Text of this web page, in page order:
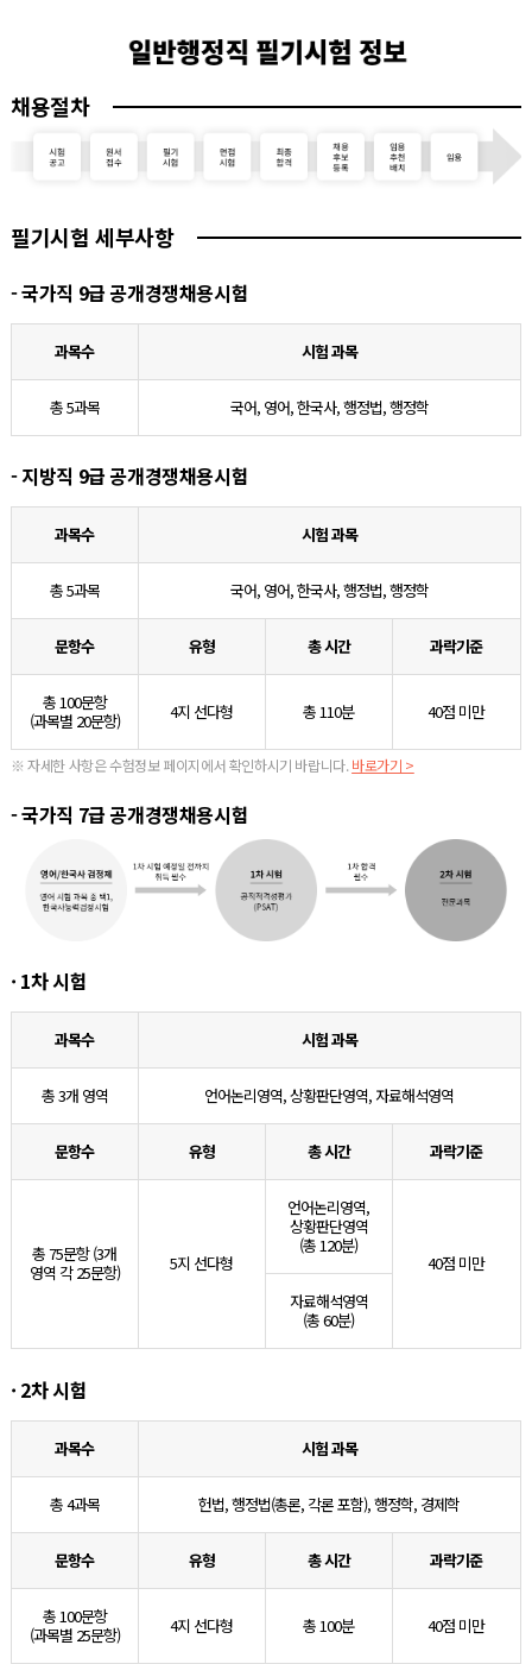
채용절차
필기시험 세부사항
- 국가직 9급 공개경쟁채용시험
과목수 시험 과목
총 5과목 국어, 영어, 한국사, 행정법, 행정학
- 지방직 9급 공개경쟁채용시험
과목수 시험 과목
총 5과목 국어, 영어, 한국사, 행정법, 행정학
문항수 유형 총 시간 과락기준
총 100문항
(과목별 20문항)
4지 선다형 총 110분 40점 미만
※ 자세한 사항은 수험정보 페이지에서 확인하시기 바랍니다. 바로가기 >
- 국가직 7급 공개경쟁채용시험
· 1차 시험
과목수 시험 과목
총 3개 영역 언어논리영역, 상황판단영역, 자료해석영역
문항수 유형 총 시간 과락기준
총 75문항 (3개
영역 각 25문항)
5지 선다형
언어논리영역,
상황판단영역
(총 120분)
40점 미만
자료해석영역
(총 60분)
· 2차 시험
과목수 시험 과목
총 4과목 헌법, 행정법(총론, 각론 포함), 행정학, 경제학
문항수 유형 총 시간 과락기준
총 100문항
(과목별 25문항)
4지 선다형 총 100분 40점 미만